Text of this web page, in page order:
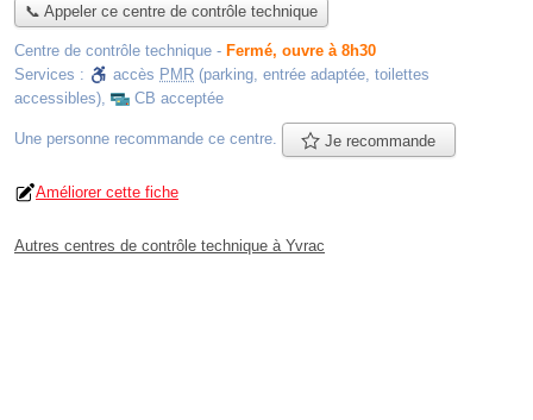
📞 Appeler ce centre de contrôle technique
Centre de contrôle technique - Fermé, ouvre à 8h30
Services :
accès PMR (parking, entrée adaptée, toilettes
accessibles), CB acceptée
Une personne recommande ce centre. Je recommande
Améliorer cette fiche
Autres centres de contrôle technique à Yvrac